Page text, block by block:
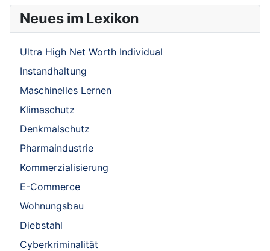
Neues im Lexikon
Ultra High Net Worth Individual
Instandhaltung
Maschinelles Lernen
Klimaschutz
Denkmalschutz
Pharmaindustrie
Kommerzialisierung
E-Commerce
Wohnungsbau
Diebstahl
Cyberkriminalität